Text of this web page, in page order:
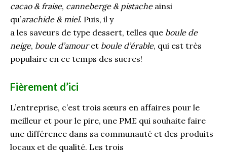
cacao & fraise, canneberge & pistacheainsi
qu’arachide & miel. Puis, il y
a les saveurs de type dessert, telles que boule de
neige, boule d’amouret boule d’érable, qui est très
populaire en ce temps des sucres!
Fièrement d’ici
L’entreprise, c’est trois sœurs en affaires pour le
meilleur et pour le pire, une PME qui souhaite faire
une différence dans sa communauté et des produits
locaux et de qualité. Les trois